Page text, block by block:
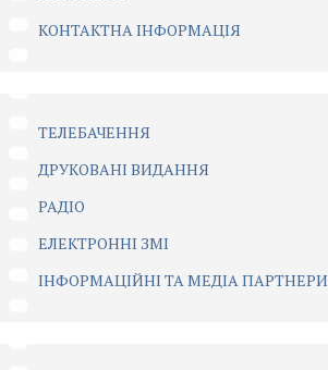
КОНТАКТНА ІНФОРМАЦІЯ
ТЕЛЕБАЧЕННЯ
ДРУКОВАНІ ВИДАННЯ
РАДІО
ЕЛЕКТРОННІ ЗМІ
ІНФОРМАЦІЙНІ ТА МЕДІА ПАРТНЕРИ